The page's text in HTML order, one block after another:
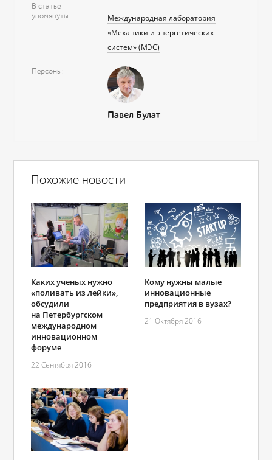
В статье
упомянуты
Международная лаборатория
«Механики и энергетических
систем» (МЭС)
Персоны
Павел Булат
Похожие новости
Каких ученых нужно
«поливать из лейки»,
обсудили
на Петербургском
международном
инновационном
форуме
22 Сентября 2016
Кому нужны малые
инновационные
предприятия в вузах?
21 Октября 2016